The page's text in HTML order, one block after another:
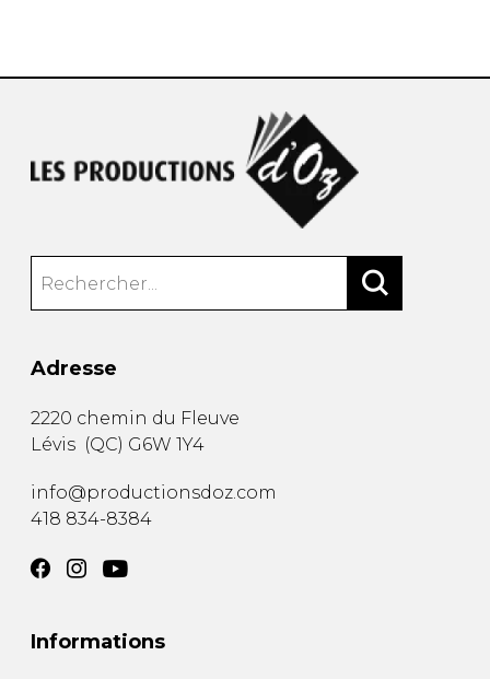
Adresse
2220 chemin du Fleuve
Lévis (QC) G6W 1Y4
info@productionsdoz.com
418 834-8384
Informations